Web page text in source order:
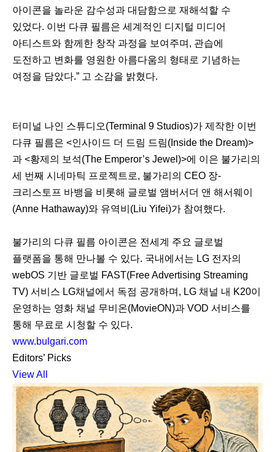
아이콘을 놀라운 감수성과 대담함으로 재해석할 수
있었다. 이번 다큐 필름은 세계적인 디지털 미디어
아티스트와 함께한 창작 과정을 보여주며, 관습에
도전하고 변화를 영원한 아름다움의 형태로 기념하는
여정을 담았다.” 고 소감을 밝혔다.
터미널 나인 스튜디오(Terminal 9 Studios)가 제작한 이번
다큐 필름은 <인사이드 더 드림 드림(Inside the Dream)>
과 <황제의 보석(The Emperor’s Jewel)>에 이은 불가리의
세 번째 시네마틱 프로젝트로, 불가리의 CEO 장-
크리스토프 바뱅을 비롯해 글로벌 앰버서더 앤 해서웨이
(Anne Hathaway)와 유역비(Liu Yifei)가 참여했다.
불가리의 다큐 필름 아이콘은 전세계 주요 글로벌
플랫폼을 통해 만나볼 수 있다. 국내에서는 LG 전자의
webOS 기반 글로벌 FAST(Free Advertising Streaming
TV) 서비스 LG채널에서 독점 공개하며, LG 채널 내 K20이
운영하는 영화 채널 무비온(MovieON)과 VOD 서비스를
통해 무료로 시청할 수 있다.
www.bulgari.com
Editors’ Picks
View All